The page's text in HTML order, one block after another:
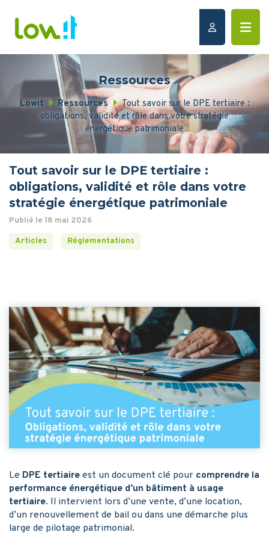
Ressources
Lowit Ressources
Tout savoir sur le DPE tertiaire :
obligations, validité et rôle dans votre stratégie
énergétique patrimoniale
Tout savoir sur le DPE tertiaire :
obligations, validité et rôle dans votre
stratégie énergétique patrimoniale
Publié le 18 mai 2026
Articles
Réglementations
Le DPE tertiaire est un document clé pour comprendre la
performance énergétique d’un bâtiment à usage
tertiaire. Il intervient lors d’une vente, d’une location,
d’un renouvellement de bail ou dans une démarche plus
large de pilotage patrimonial.